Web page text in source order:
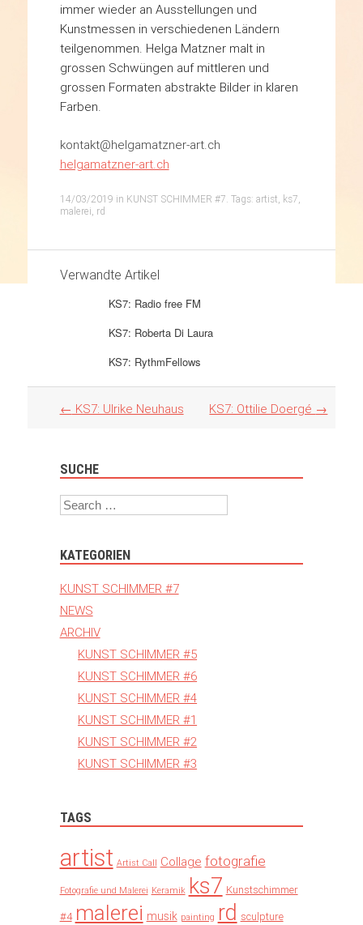
immer wieder an Ausstellungen und
Kunstmessen in verschiedenen Ländern
teilgenommen. Helga Matzner malt in
grossen Schwüngen auf mittleren und
grossen Formaten abstrakte Bilder in klaren
Farben.
kontakt@helgamatzner-art.ch
helgamatzner-art.ch
14/03/2019 in KUNST SCHIMMER #7 . Tags: artist ks7
malerei rd
Verwandte Artikel
KS7: Radio free FM
KS7: Roberta Di Laura
KS7: RythmFellows
Artikel
← KS7: Ulrike Neuhaus KS7: Ottilie Doergé →
SUCHE
Search
KATEGORIEN
KUNST SCHIMMER #7
NEWS
ARCHIV
KUNST SCHIMMER #5
KUNST SCHIMMER #6
KUNST SCHIMMER #4
KUNST SCHIMMER #1
KUNST SCHIMMER #2
KUNST SCHIMMER #3
TAGS
artist Artist Call Collage fotografie
Fotografie und Malerei Keramik ks7 Kunstschimmer
#4 malerei musik painting rd sculpture